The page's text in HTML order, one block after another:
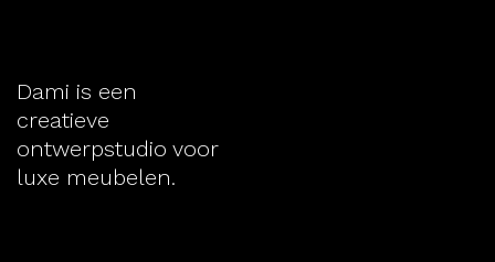
Dami is een
creatieve
ontwerpstudio voor
luxe meubelen.